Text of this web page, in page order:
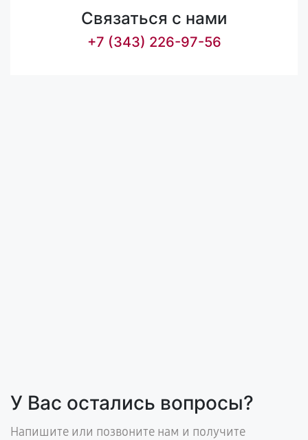
Связаться с нами
+7 (343) 226-97-56
У Вас остались вопросы?
Напишите или позвоните нам и получите